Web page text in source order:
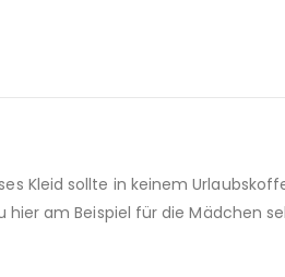
Kleid sollte in keinem
hier am Beispiel für die Mädchen